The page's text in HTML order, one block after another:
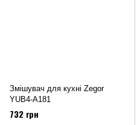
Змішувач для кухні Zegor
YUB4-A181
732 грн